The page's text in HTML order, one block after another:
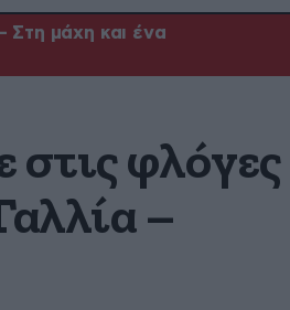
μάχη και ένα
στις φλόγες
–